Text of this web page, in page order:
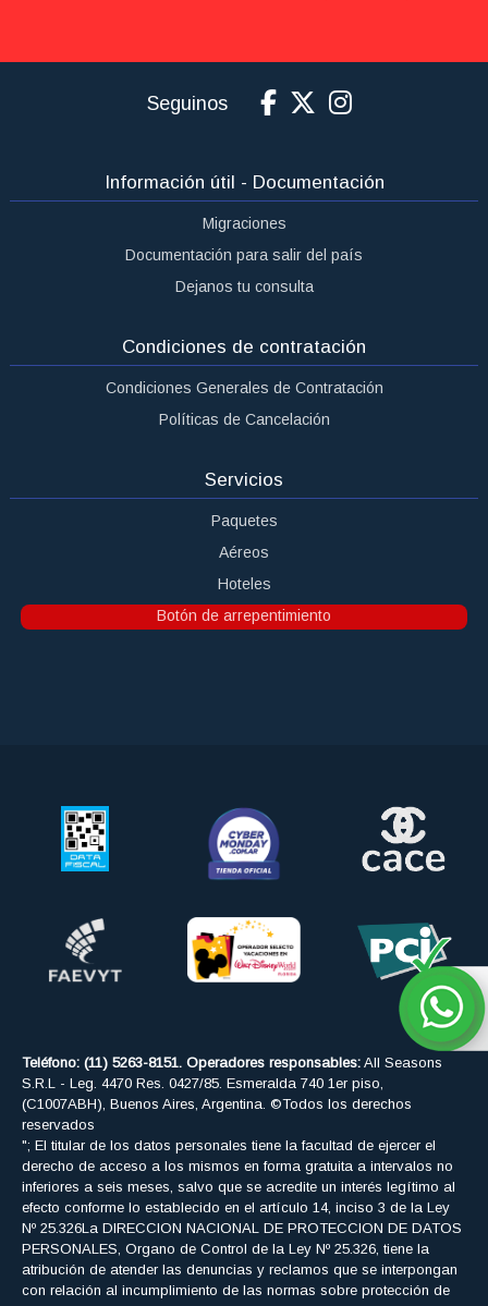
Seguinos
Información útil - Documentación
Migraciones
Documentación para salir del país
Dejanos tu consulta
Condiciones de contratación
Condiciones Generales de Contratación
Políticas de Cancelación
Servicios
Paquetes
Aéreos
Hoteles
Botón de arrepentimiento
Teléfono: (11) 5263-8151. Operadores responsables: All Seasons
S.R.L - Leg. 4470 Res. 0427/85. Esmeralda 740 1er piso,
(C1007ABH), Buenos Aires, Argentina. ©Todos los derechos
reservados
"; El titular de los datos personales tiene la facultad de ejercer el
derecho de acceso a los mismos en forma gratuita a intervalos no
inferiores a seis meses, salvo que se acredite un interés legítimo al
efecto conforme lo establecido en el artículo 14, inciso 3 de la Ley
Nº 25.326La DIRECCION NACIONAL DE PROTECCION DE DATOS
PERSONALES, Organo de Control de la Ley Nº 25.326, tiene la
atribución de atender las denuncias y reclamos que se interpongan
con relación al incumplimiento de las normas sobre protección de